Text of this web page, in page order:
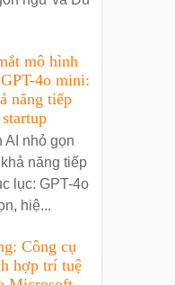
mô hình
4o mini:
năng tiếp
AI nhỏ gọn
năng tiếp
lục: GPT-4o
hiệ...
Công cụ
hợp trí tuệ